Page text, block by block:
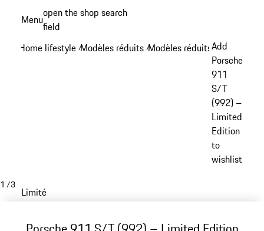
principal
Menuopen the shop search
field
Home lifestyle /Modèles réduits /Modèles réduits 911
Add
Porsche
911
S/T
(992) –
Limited
Edition
to
wishlist
1 /3
Limité